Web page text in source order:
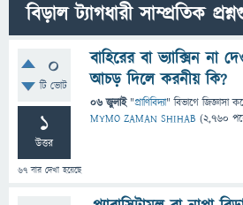
বিড়াল ট্যাগধারী সাম্প্রতিক
0
টি ভোট
1
উত্তর
67 বার দেখা হয়েছে
বাহিরের বা ভ্যাক্সিন না
আচড় দিলে করনীয় কি?
06 জুলাই "প্রাণিবিদ্যা" বিভাগে জিজ্ঞাসা
MYMO ZAMAN SHIHAB (2,760